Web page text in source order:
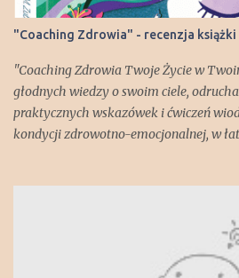
"Coaching Zdrowia" - recenzja książki
"Coaching Zdrowia Twoje Życie w
głodnych wiedzy o swoim ciele,
praktycznych wskazówek i ćwiczeń
kondycji zdrowotno-emocjonalnej, w
jest też część "ssaka starszego" - brzmi
pokazuje jak wiele czynników,
wpływa na nasze dobre lub złe